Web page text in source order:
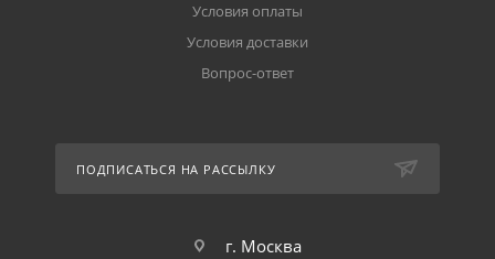
Условия оплаты
Условия доставки
Вопрос-ответ
ПОДПИСАТЬСЯ НА РАССЫЛКУ
г. Москва